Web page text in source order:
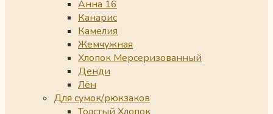
Анна 16
Канарис
Камелия
Жемчужная
Хлопок Мерсеризованный
Денди
Лён
Для сумок/рюкзаков